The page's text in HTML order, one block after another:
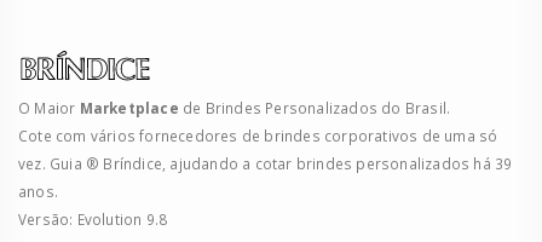
O Maior Marketplace de Brindes Personalizados do Brasil.
Cote com vários fornecedores de brindes corporativos de uma só
vez. Guia ® Bríndice, ajudando a cotar brindes personalizados há 39
anos.
Versão: Evolution 9.8